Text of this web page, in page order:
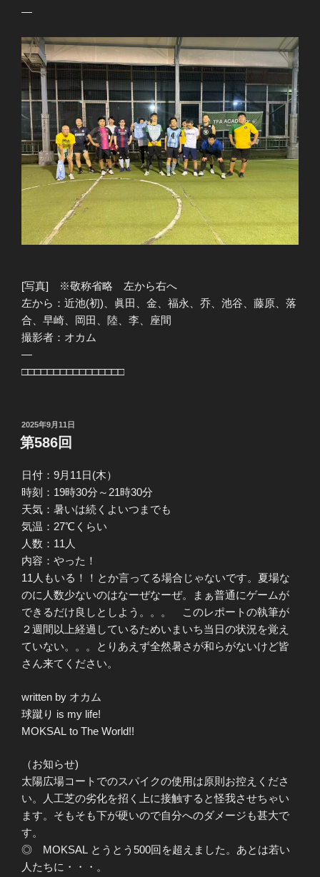
—
[写真] ※敬称省略 左から右へ
左から：近池(初)、眞田、金、福永、乔、池谷、藤原、落
合、早崎、岡田、陸、李、座間
撮影者：オカム
—
□□□□□□□□□□□□□□□□
投
稿
日:
2025年9月11日
第586回
日付：9月11日(木）
時刻：19時30分～21時30分
天気：暑いは続くよいつまでも
気温：27℃くらい
人数：11人
内容：やった！
11人もいる！！とか言ってる場合じゃないです。夏場な
のに人数少ないのはなーぜなーぜ。まぁ普通にゲームが
できるだけ良しとしよう。。。 このレポートの執筆が
２週間以上経過しているためいまいち当日の状況を覚え
ていない。。。とりあえず全然暑さが和らがないけど皆
さん来てください。
written by オカム
球蹴り is my life!
MOKSAL to The World!!
（お知らせ)
太陽広場コートでのスパイクの使用は原則お控えくださ
い。人工芝の劣化を招く上に接触すると怪我させちゃい
ます。そもそも下が硬いので自分へのダメージも甚大で
す。
◎ MOKSAL とうとう500回を超えました。あとは若い
人たちに・・・。